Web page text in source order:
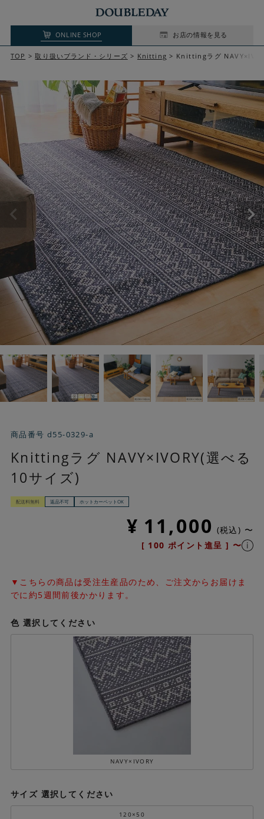
ONLINE SHOP お店の情報を見る
TOP 取り扱いブランド・シリーズ Knitting Knittingラグ
商品番号 d55-0329-a
Knittingラグ NAVY×IVORY(選べる
10サイズ)
配送料無料 返品不可 ホットカーペットOK
¥ 11,000 税込
〜
[ 100 ポイント進呈 ] 〜
▼こちらの商品は受注生産品のため、ご注文からお届けま
でに約5週間前後かかります。
色 選択してください
NAVY×IVORY
サイズ 選択してください
120×50